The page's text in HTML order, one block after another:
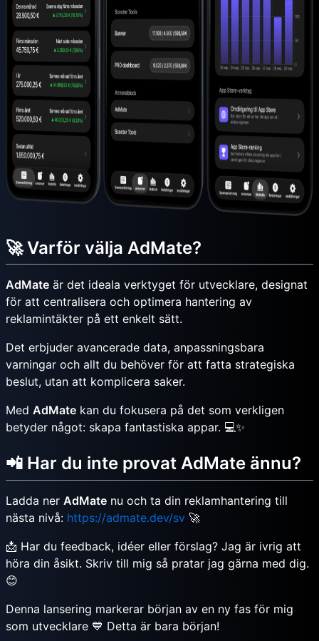
🚀 Varför välja AdMate?
AdMate är det ideala verktyget för utvecklare, designat
för att centralisera och optimera hantering av
reklamintäkter på ett enkelt sätt.
Det erbjuder avancerade data, anpassningsbara
varningar och allt du behöver för att fatta strategiska
beslut, utan att komplicera saker.
Med AdMate kan du fokusera på det som verkligen
betyder något: skapa fantastiska appar. 💻✨
📲 Har du inte provat AdMate ännu?
Ladda ner AdMate nu och ta din reklamhantering till
nästa nivå: https://admate.dev/sv 🚀
📩 Har du feedback, idéer eller förslag? Jag är ivrig att
höra din åsikt. Skriv till mig så pratar jag gärna med dig.
😊
Denna lansering markerar början av en ny fas för mig
som utvecklare 💙 Detta är bara början!